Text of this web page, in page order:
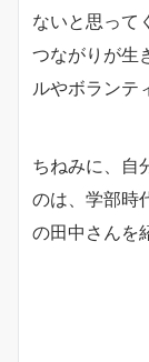
ないと思って
つながりが生
ルやボランテ
ちねみに、自
のは、学部時
の田中さんを